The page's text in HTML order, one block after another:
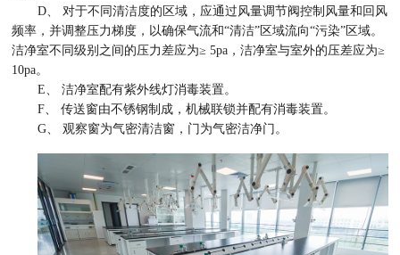
D、 对于不同清洁度的区域，应通过风量调节阀控制风量和回风
频率，并调整压力梯度，以确保气流和“清洁”区域流向“污染”区域。
洁净室不同级别之间的压力差应为≥ 5pa，洁净室与室外的压差应为≥
10pa。
E、 洁净室配有紫外线灯消毒装置。
F、 传送窗由不锈钢制成，机械联锁并配有消毒装置。
G、 观察窗为气密清洁窗，门为气密洁净门。